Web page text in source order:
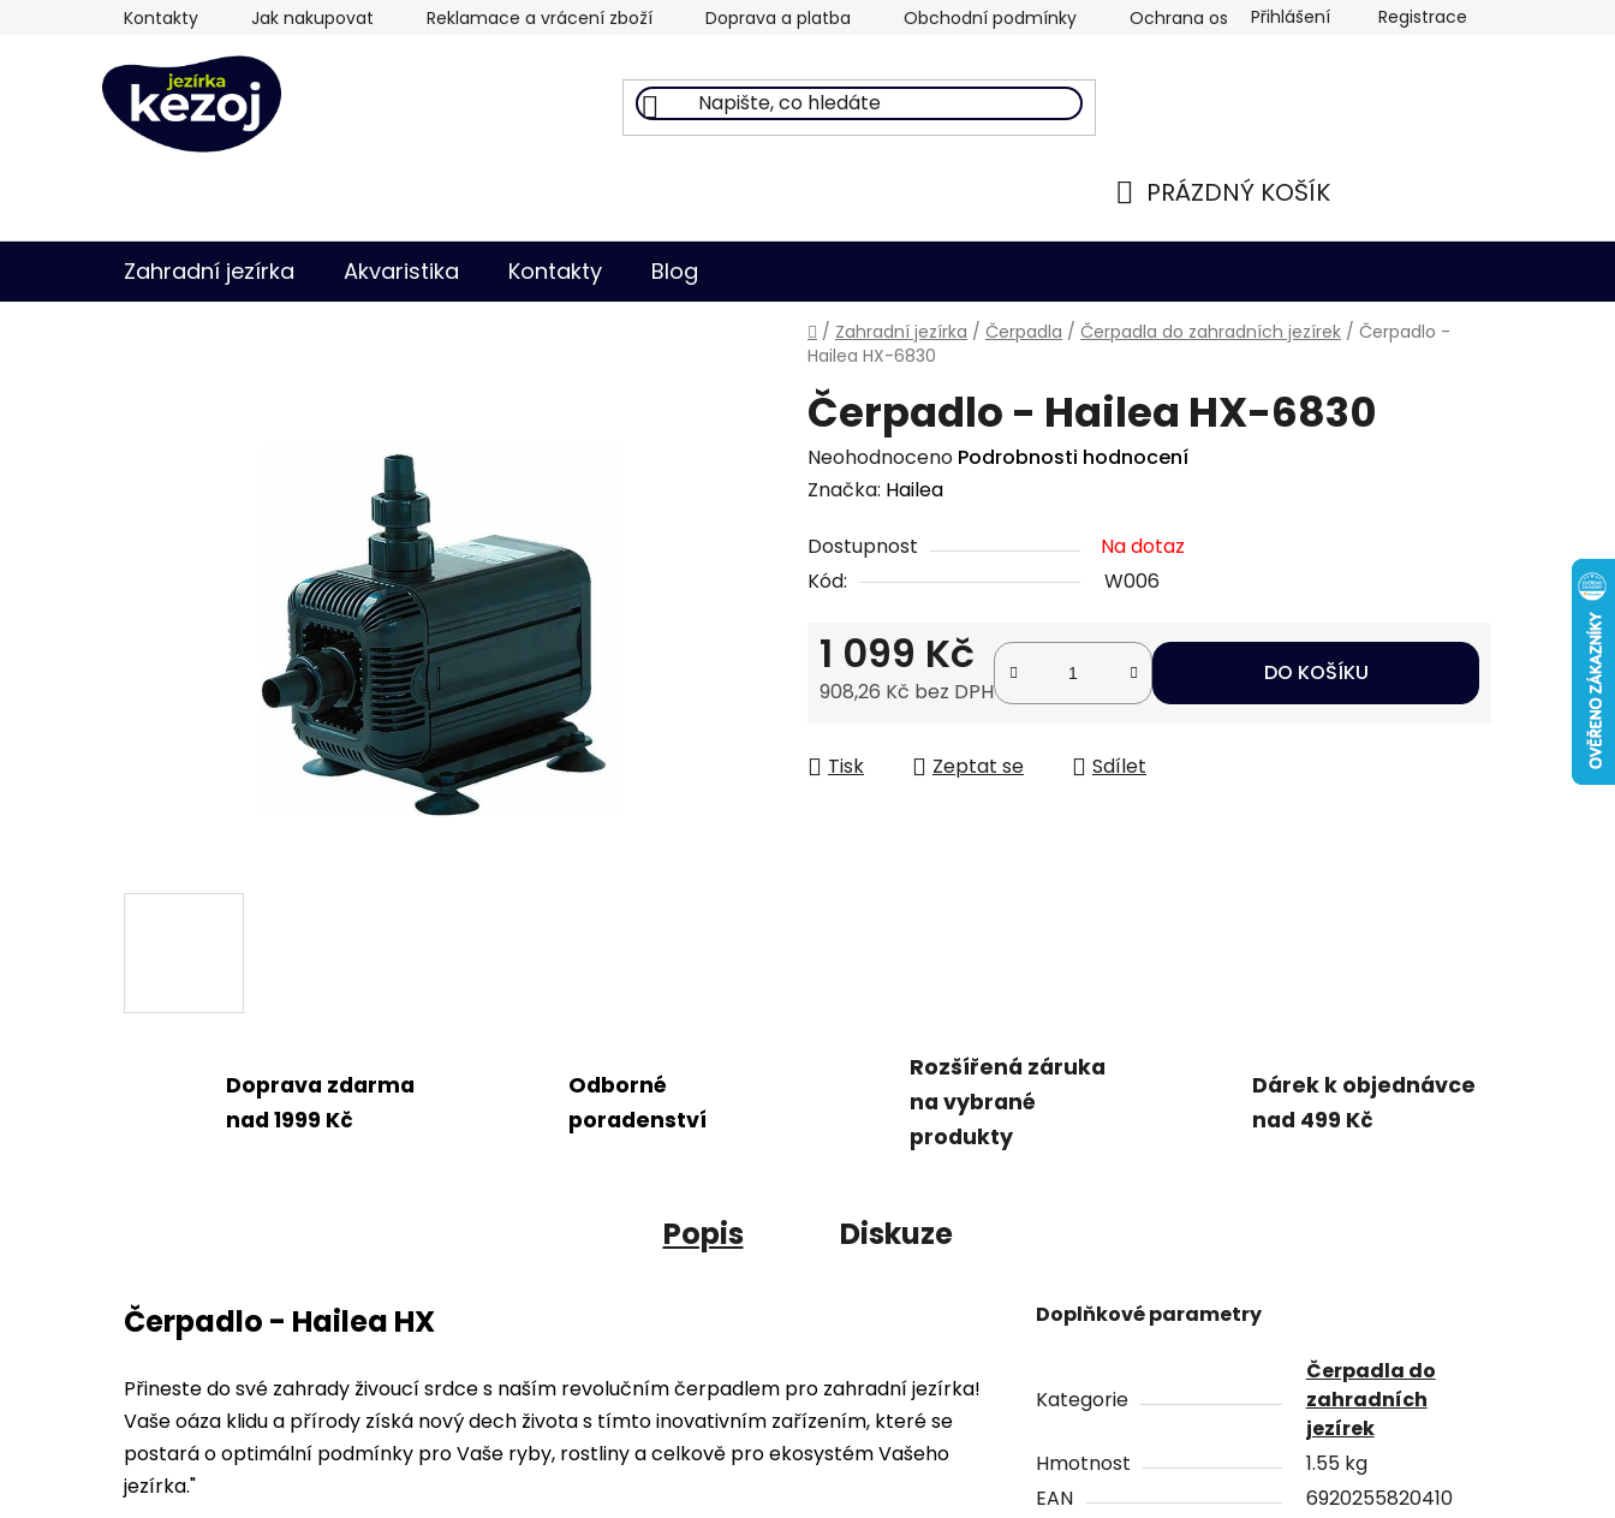
Kontakty Jak nakupovat Reklamace a vrácení zboží Doprava a platba Obchodní podmínky Ochrana osobních údajů
Přihlášení Registrace
PRÁZDNÝ KOŠÍK
Zahradní jezírka Akvaristika Kontakty Blog
Domů
/ Zahradní jezírka / Čerpadla / Čerpadla do zahradních jezírek / Čerpadlo -
Hailea HX-6830
Čerpadlo - Hailea HX-6830
Průměrné
hodnocení
je
0,0
hvězdiček.
Neohodnoceno Podrobnosti hodnocení
Značka: Hailea
Dostupnost
Na dotaz
Kód:
W006
1 099 Kč
908,26 Kč bez DPH
DO KOŠÍKU
Tisk Zeptat se Sdílet
Doprava zdarma
nad 1999 Kč
Odborné
poradenství
Rozšířená záruka
na vybrané
produkty
Dárek k objednávce
nad 499 Kč
Popis Diskuze
Čerpadlo - Hailea HX
Přineste do své zahrady živoucí srdce s naším revolučním čerpadlem pro zahradní jezírka!
Vaše oáza klidu a přírody získá nový dech života s tímto inovativním zařízením, které se
postará o optimální podmínky pro Vaše ryby, rostliny a celkově pro ekosystém Vašeho
jezírka."
Doplňkové parametry
Kategorie
Čerpadla do
zahradních
jezírek
Hmotnost
1.55 kg
EAN
6920255820410